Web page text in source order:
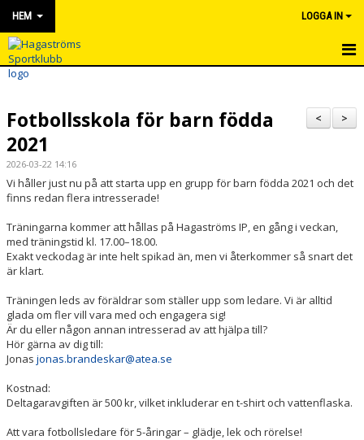
HEM LOGGA IN
HEM
NYHETER
OM KLUBBEN
KONTAKT
KALENDER
BILDGALLERI
DOKUMENT
VÅRA LAG/TRÄNARE
MATCHER
HAGA SOMMARLEK
>
<
Fotbollsskola för barn födda
2021
2026-03-22 14:16
Vi håller just nu på att starta upp en grupp för barn födda 2021 och det
finns redan flera intresserade!
Träningarna kommer att hållas på Hagaströms IP, en gång i veckan,
med träningstid kl. 17.00–18.00.
Exakt veckodag är inte helt spikad än, men vi återkommer så snart det
är klart.
Träningen leds av föräldrar som ställer upp som ledare. Vi är alltid
glada om fler vill vara med och engagera sig!
Är du eller någon annan intresserad av att hjälpa till?
Hör gärna av dig till:
Jonas jonas.brandeskar@atea.se
Kostnad:
Deltagaravgiften är 500 kr, vilket inkluderar en t-shirt och vattenflaska.
Att vara fotbollsledare för 5-åringar – glädje, lek och rörelse!